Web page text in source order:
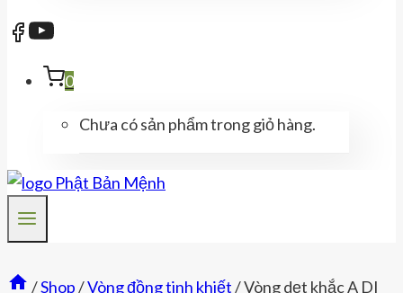
0
Chưa có sản phẩm trong giỏ hàng.
/Shop/Vòng đồng tinh khiết/Vòng dẹt khắc A DI